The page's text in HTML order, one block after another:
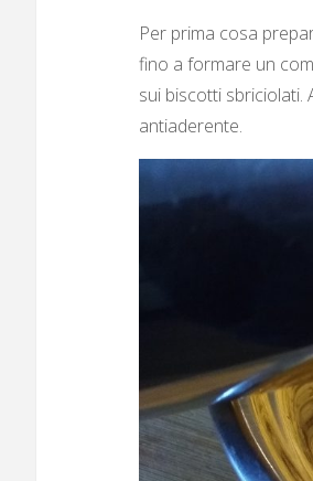
Per prima cosa
fino a formare un
sui biscotti
antiaderente.